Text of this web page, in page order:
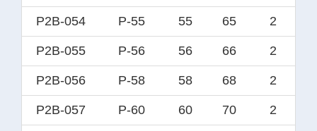
P2B-054 P-55 55 65 2
P2B-055 P-56 56 66 2
P2B-056 P-58 58 68 2
P2B-057 P-60 60 70 2